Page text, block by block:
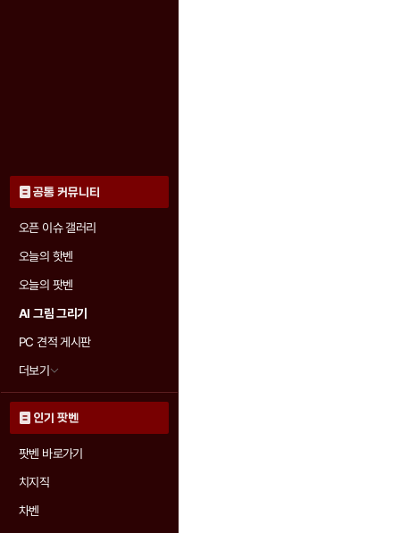
공통 커뮤니티
오픈 이슈 갤러리
오늘의 핫벤
오늘의 팟벤
AI 그림 그리기
PC 견적 게시판
더보기
인기 팟벤
팟벤 바로가기
치지직
차벤